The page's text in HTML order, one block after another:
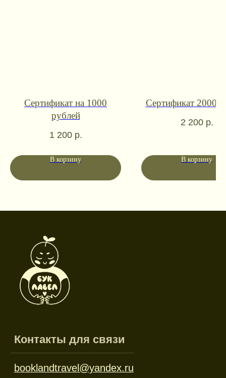
Сертификат на 1000
рублей
1 200 р.
В корзину
Сертификат 2000
2 200 р.
В корзину
Каталог
Новинки
Закладки
Открытки
Стенды
Другое
Наборы
Дневники и трекеры
Отрывные блоки
Гирлянды
booklandtravel@yandex.ru